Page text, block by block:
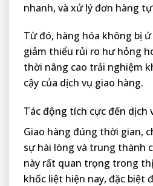
nhanh, và xử lý đơn hàng
Từ đó, hàng hóa không bị
giảm thiểu rủi ro hư hỏng
thời nâng cao trải nghiệm
cậy của dịch vụ giao hàng.
Tác động tích cực đến dịch
Giao hàng đúng thời gian,
sự hài lòng và trung thành
này rất quan trọng trong
khốc liệt hiện nay, đặc biệt